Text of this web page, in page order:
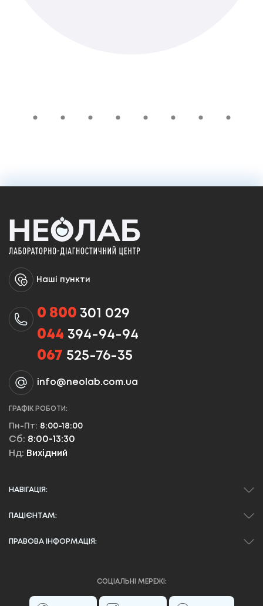
Наші пункти
0 800 301 029
044 394-94-94
067 525-76-35
info@neolab.com.ua
ГРАФІК РОБОТИ:
Пн-Пт: 8:00-18:00
Сб: 8:00-13:30
Нд: Вихідний
НАВІГАЦІЯ:
ПАЦІЄНТАМ:
ПРАВОВА ІНФОРМАЦІЯ:
СОЦІАЛЬНІ МЕРЕЖІ: